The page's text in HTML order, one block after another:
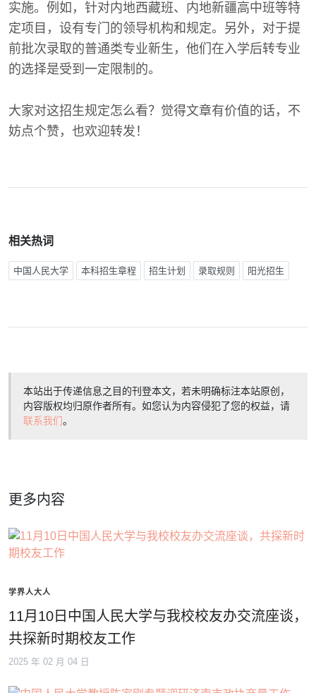
实施。例如，针对内地西藏班、内地新疆高中班等特
定项目，设有专门的领导机构和规定。另外，对于提
前批次录取的普通类专业新生，他们在入学后转专业
的选择是受到一定限制的。
大家对这招生规定怎么看？觉得文章有价值的话，不
妨点个赞，也欢迎转发！
相关热词
中国人民大学 本科招生章程 招生计划 录取规则 阳光招生
本站出于传递信息之目的刊登本文，若未明确标注本站原创，
内容版权均归原作者所有。如您认为内容侵犯了您的权益，请
联系我们。
更多内容
学界人大人
11月10日中国人民大学与我校校友办交流座谈，
共探新时期校友工作
2025 年 02 月 04 日